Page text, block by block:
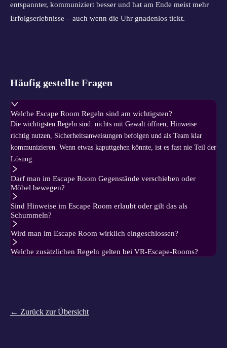
entspannter, kommuniziert besser und hat am Ende meist mehr
Erfolgserlebnisse – auch wenn die Uhr gnadenlos tickt.
Häufig gestellte Fragen
Welche Escape Room Regeln sind am wichtigsten?
Die wichtigsten Regeln sind: nichts mit Gewalt öffnen, Hinweise
richtig nutzen, Sicherheitsanweisungen befolgen und als Team klar
kommunizieren. Wenn etwas kaputtgehen könnte, ist es fast nie Teil der
Lösung.
Darf man im Escape Room Gegenstände verschieben oder
Möbel bewegen?
Sind Hinweise im Escape Room erlaubt oder gilt das als
Schummeln?
Wird man im Escape Room wirklich eingeschlossen?
Welche zusätzlichen Regeln gelten bei VR-Escape-Rooms?
← Zurück zur Übersicht